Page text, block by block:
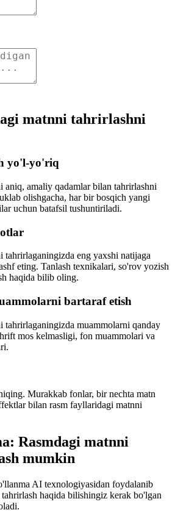
matnni tahrirlashni
yo'l-yo'riq
aniq, amaliy qadamlar bilan tahrirlashni
olishgacha, har bir bosqich yangi
uchun batafsil tushuntiriladi.
tahrirlaganingizda eng yaxshi natijaga
eting. Tanlash texnikalari, so'rov yozish
haqida bilib oling.
bartaraf etish
tahrirlaganingizda muammolarni qanday
mos kelmasligi, fon muammolari va
Murakkab fonlar, bir nechta matn
bilan rasm fayllaridagi matnni
Rasmdagi matnni
mumkin
AI texnologiyasidan foydalanib
haqida bilishingiz kerak bo'lgan